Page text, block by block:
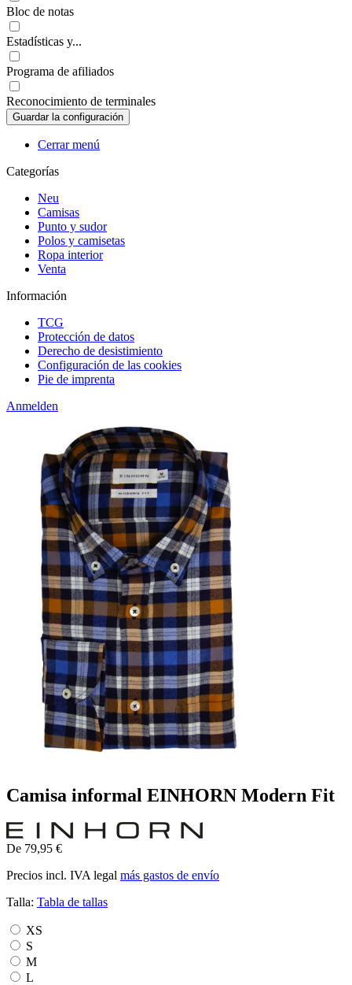
Bloc de notas
Estadísticas y...
Programa de afiliados
Reconocimiento de terminales
Cerrar menú
Categorías
Neu
Camisas
Punto y sudor
Polos y camisetas
Ropa interior
Venta
Información
TCG
Protección de datos
Derecho de desistimiento
Configuración de las cookies
Pie de imprenta
Anmelden
Camisa informal EINHORN Modern Fit
De 79,95 €
Precios incl. IVA legal más gastos de envío
Talla: Tabla de tallas
XS
S
M
L